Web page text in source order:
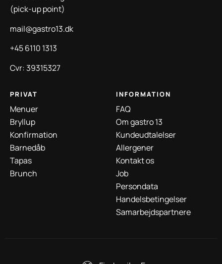
(pick-up point)
mail@gastro13.dk
+45 6110 1313
Cvr: 39315327
PRIVAT
Menuer
Bryllup
Konfirmation
Barnedåb
Tapas
Brunch
INFORMATION
FAQ
Om gastro 13
Kundeudtalelser
Allergener
Kontakt os
Job
Persondata
Handelsbetingelser
Samarbejdspartnere